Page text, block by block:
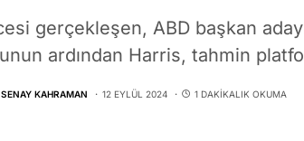
gerçekleşen, ABD başkan
ardından Harris, tahmin
SENAY KAHRAMAN 12 EYLÜL 2024 1 DAKIKALIK OKUMA